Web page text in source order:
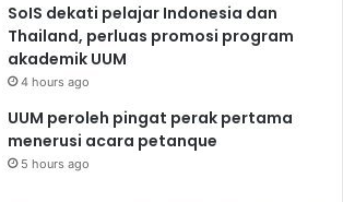
SoIS dekati pelajar Indonesia dan
Thailand, perluas promosi program
akademik UUM
4 hours ago
UUM peroleh pingat perak pertama
menerusi acara petanque
5 hours ago